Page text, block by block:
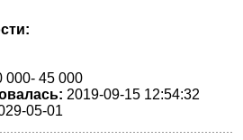
000- 45 000
2019-09-15 12:54:32
05-01